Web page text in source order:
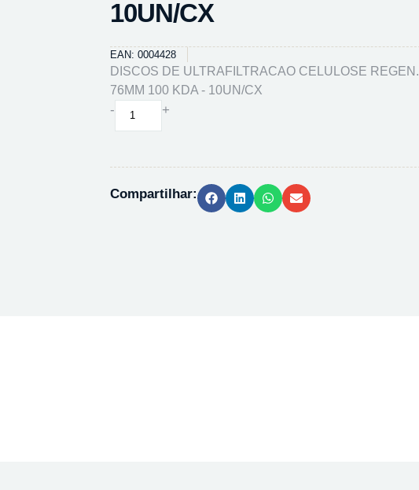
10UN/CX
EAN: 0004428
DISCOS DE ULTRAFILTRACAO CELULOSE REGEN.
76MM 100 KDA - 10UN/CX
-
DISCOS
DE
CELULOSE
REGEN.
+
Compartilhar: